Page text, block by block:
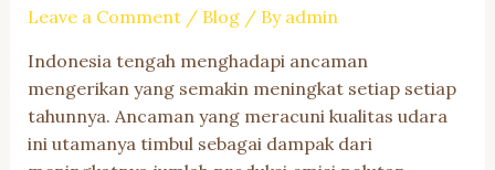
Leave a Comment / Blog/ By admin
Indonesia tengah menghadapi ancaman
mengerikan yang semakin meningkat setiap setiap
tahunnya. Ancaman yang meracuni kualitas udara
ini utamanya timbul sebagai dampak dari